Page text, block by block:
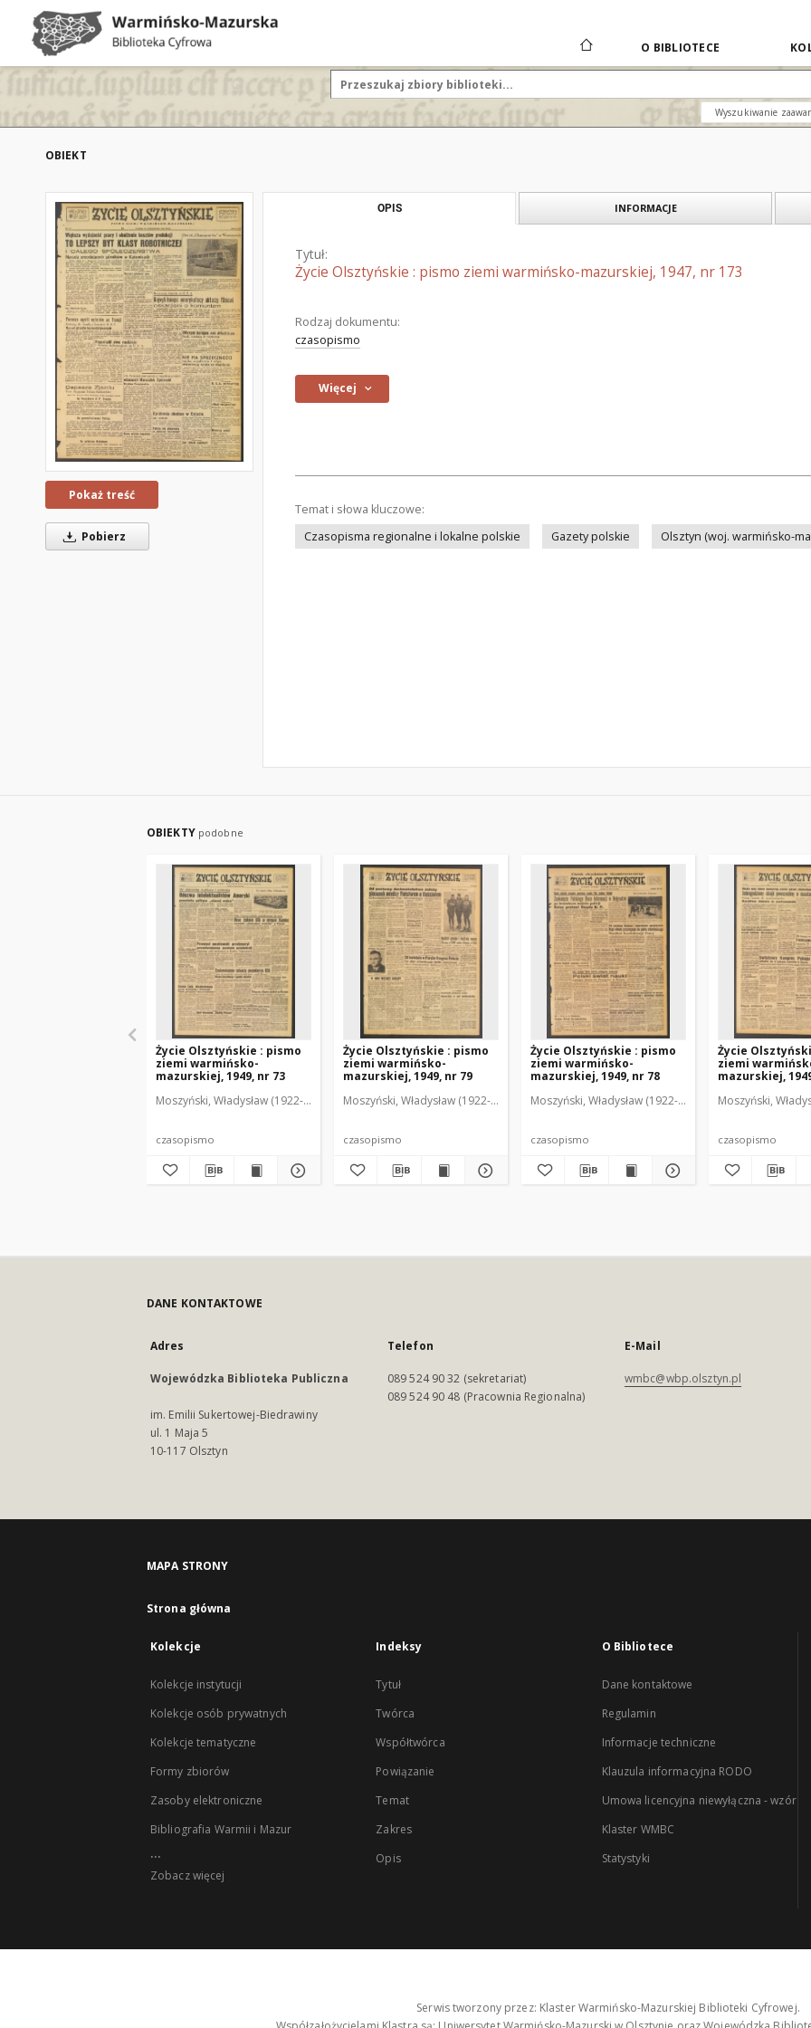
O BIBLIOTECE
Wyszukiwanie
OBIEKT
Pokaż treść
Pobierz
OPIS INFORMACJE
Tytuł:
Życie Olsztyńskie : pismo ziemi warmińsko-mazurskiej, 1947, nr 173
Rodzaj dokumentu:
czasopismo
Więcej
Temat i słowa kluczowe:
Czasopisma regionalne i lokalne polskie
Gazety polskie Olsztyn (woj. warmińsko-
OBIEKTY podobne
Życie Olsztyńskie : pismo
ziemi warmińsko-
mazurskiej, 1949, nr 73
Moszyński, Władysław (1922-2001). Red. Mroczkowski, Włodzimierz (1902-1971). Red. Osiecki, Andrzej. Red.
czasopismo
Życie Olsztyńskie : pismo
ziemi warmińsko-
mazurskiej, 1949, nr 79
Moszyński, Władysław (1922-2001). Red. Mroczkowski, Włodzimierz (1902-1971). Red.
czasopismo
Życie Olsztyńskie : pismo
ziemi warmińsko-
mazurskiej, 1949, nr 78
Moszyński, Władysław (1922-2001). Red. Mroczkowski,
czasopismo
Życie
ziemi
mazurskiej,
Moszyński,
czasopismo
DANE KONTAKTOWE
Adres
Wojewódzka Biblioteka Publiczna
im. Emilii Sukertowej-Biedrawiny
ul. 1 Maja 5
10-117 Olsztyn
Telefon
089 524 90 32 (sekretariat)
089 524 90 48 (Pracownia Regionalna)
E-Mail
wmbc@wbp.olsztyn.pl
MAPA STRONY
Strona główna
Kolekcje
Kolekcje instytucji
Kolekcje osób prywatnych
Kolekcje tematyczne
Formy zbiorów
Zasoby elektroniczne
Bibliografia Warmii i Mazur
...
Zobacz więcej
Indeksy
Tytuł
Twórca
Współtwórca
Powiązanie
Temat
Zakres
Opis
O Bibliotece
Dane kontaktowe
Regulamin
Informacje techniczne
Klauzula informacyjna RODO
Umowa licencyjna niewyłączna - wzór
Klaster WMBC
Statystyki
Serwis tworzony przez: Klaster Warmińsko-Mazurskiej Biblioteki Cyfrowej.